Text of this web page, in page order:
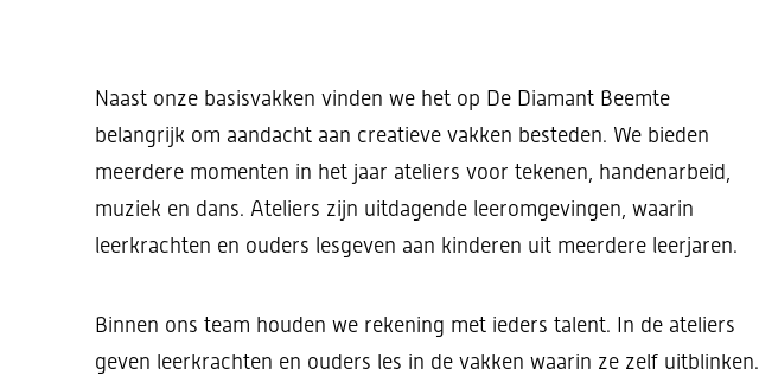
Naast onze basisvakken vinden we het op De Diamant Beemte
belangrijk om aandacht aan creatieve vakken besteden. We bieden
meerdere momenten in het jaar ateliers voor tekenen, handenarbeid,
muziek en dans. Ateliers zijn uitdagende leeromgevingen, waarin
leerkrachten en ouders lesgeven aan kinderen uit meerdere leerjaren.
Binnen ons team houden we rekening met ieders talent. In de ateliers
geven leerkrachten en ouders les in de vakken waarin ze zelf uitblinken.